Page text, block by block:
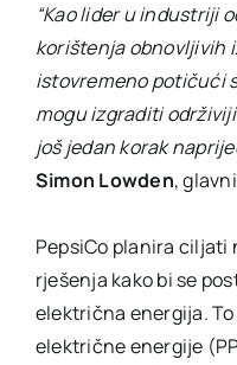
“Kao lider u industriji
korištenja obnovljivih
istovremeno potičući
mogu izgraditi
još jedan korak
Simon Lowden,
PepsiCo planira
rješenja kako bi se
električna energija.
električne energije